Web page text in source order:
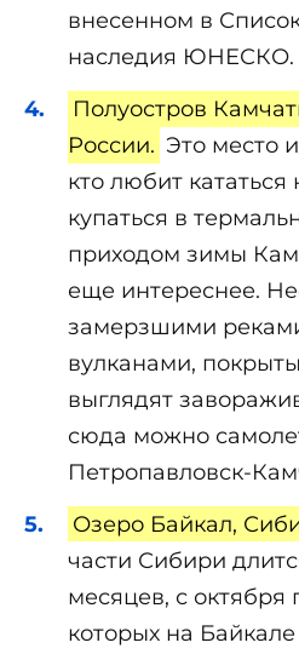
внесенном в
наследия ЮНЕСКО.
Полуостров
России. Это место
кто любит
купаться в
приходом зимы
еще интереснее.
замерзшими
вулканами,
выглядят
сюда можно
Петропавловск-
Озеро Байкал,
части Сибири
месяцев, с октября
которых на